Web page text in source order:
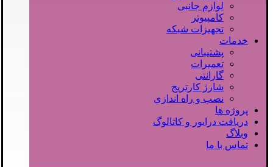
لوازم جانبی
کامپیوتر
تجهیزات شبکه
خدمات
پشتیبانی
تعمیرات
گارانتی
شارژ کارتریج
نصب و راه اندازی
پروژه ها
دریافت درایور و کاتالوگ
وبلاگ
تماس با ما